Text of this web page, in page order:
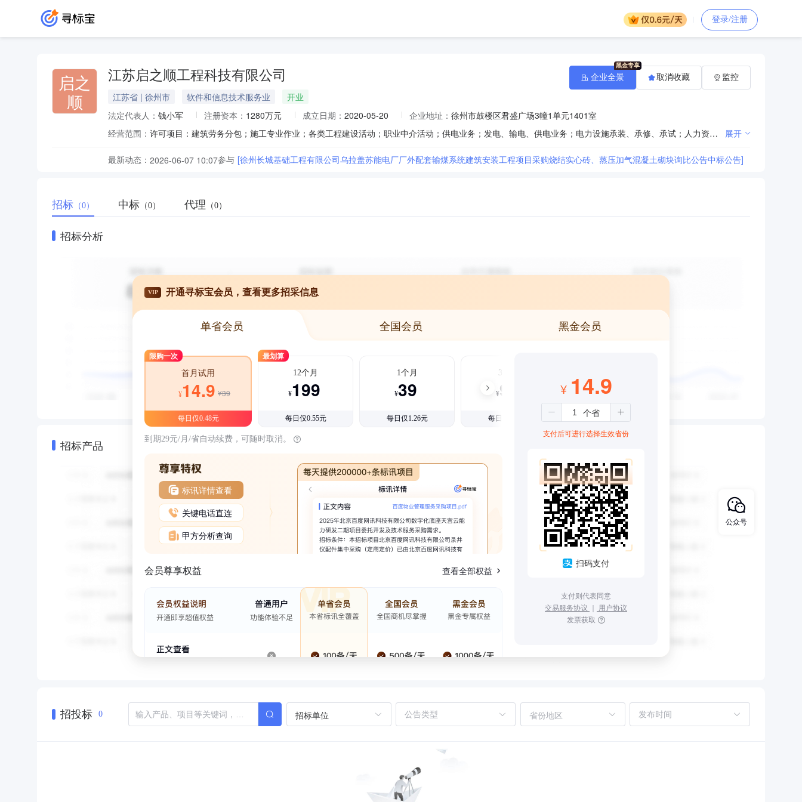
登录/注册
启之
顺
江苏启之顺工程科技有限公司
江苏省 | 徐州市 软件和信息技术服务业
开业
法定代表人： 钱小军 注册资本： 1280万元 成立日期： 2020-05-20 企业地址： 徐州市鼓楼区君盛广场3幢1单元1401室
经营范围：
许可项目：建筑劳务分包；施工专业作业；各类工程建设活动；职业中介活动；供电业务；发电、输电、供电业务；电力设施承装、承修、承试；人力资源服务（不含职业中介活动、劳务派遣服务）（依法须经批准的项目，经相关部门批准后方可开展经营活动，具体经营项目以审批结果为准）一般项目：技术服务、技术开发、技术咨询、技术交流、技术转让、技术推广；对外承包工程；建筑用金属配件销售；化工产品销售（不含许可类化工产品）；互联网销售（除销售需要许可的商品）；电线、电缆经营；光缆销售；光纤销售；建筑工程机械与设备租赁；机械设备租赁；土石方工程施工；建筑装饰材料销售；体育场地设施工程施工；水环境污染防治服务；工程和技术研究和试验发展；水利相关咨询服务；土壤污染治理与修复服务；土壤环境污染防治服务；农业面源和重金属污染防治技术服务；环境保护监测；生态资源监测；环境保护专用设备销售；畜牧渔业饲料销售；生物饲料研发；肥料销售；复合微生物肥料研发；生物有机肥料研发；环保咨询服务；电气设备销售；灯具销售；资源再生利用技术研发；园林绿化工程施工；建筑材料销售；轻质建筑材料销售；模具销售；建筑防水卷材产品销售；金属材料销售；新型金属功能材料销售；有色金属合金销售；五金产品零售；特种劳动防护用品销售；住宅室内装饰装修；金属门窗工程施工；劳务服务（不含劳务派遣）；广告设计、代理；广告制作；平面设计；广告发布；图文设计制作（除依法须经批准的项目外，凭营业执照依法自主开展经营活动） 展开
最新动态： 2026-06-07 10:07参与 [徐州长城基础工程有限公司乌拉盖苏能电厂厂外配套输煤系统建筑安装工程项目采购烧结实心砖、蒸压加气混凝土砌块询比公告中标公告]
企业全景 取消收藏 监控
招标 （0） 中标 （0） 代理 （0）
招标分析
招标产品
VIP 开通寻标宝会员，查看更多招采信息
单省会员 全国会员 黑金会员
限购一次
首月试用
¥14.9 ¥39
每日仅0.48元
最划算
12个月
¥199
每日仅0.55元
1个月
¥39
每日仅1.26元
3个月
¥99
每日仅1.08元
到期29元/月/省自动续费，可随时取消。
标讯详情查看
关键电话直连
甲方分析查询
会员尊享权益 查看全部权益
¥ 14.9
支付后可进行选择生效省份
扫码支付
支付则代表同意
交易服务协议 ｜ 用户协议
发票获取
招投标 0 招标单位 省份地区
公众号